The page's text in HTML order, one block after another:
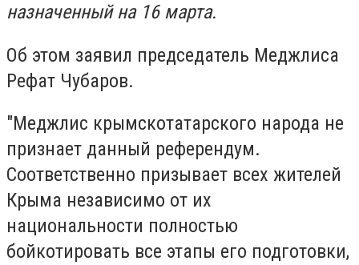
назначенный на 16 марта.
Об этом заявил председатель Меджлиса
Рефат Чубаров.
"Меджлис крымскотатарского народа не
признает данный референдум.
Соответственно призывает всех жителей
Крыма независимо от их
национальности полностью
бойкотировать все этапы его подготовки,